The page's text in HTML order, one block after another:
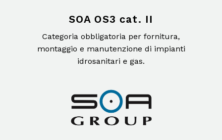
SOA OS3 cat. II
Categoria obbligatoria per fornitura,
montaggio e manutenzione di impianti
idrosanitari e gas.